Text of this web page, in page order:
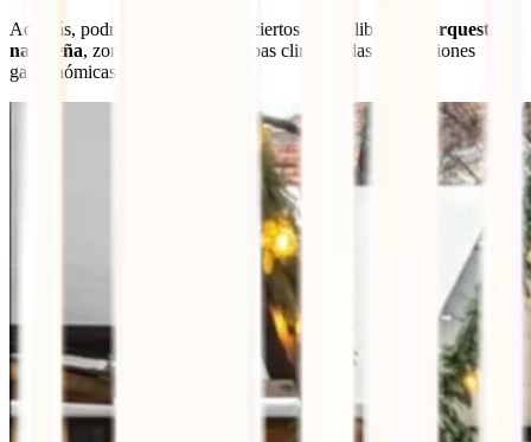
Además, podrás disfrutar de conciertos al aire libre, una
orquesta
navideña, zona para niños y carpas climatizadas con opciones
gastronómicas más sofisticadas.